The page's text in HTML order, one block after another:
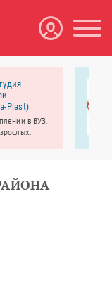
Plast)
в ВУЗ.